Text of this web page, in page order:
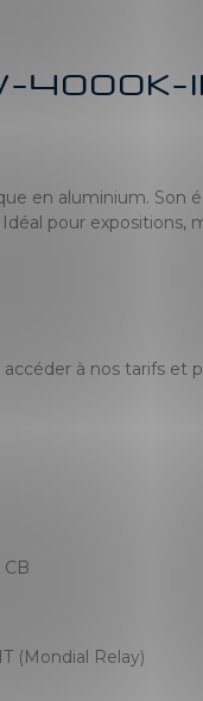
4000K-
en aluminium. Son
pour expositions,
à nos tarifs et
(Mondial Relay)